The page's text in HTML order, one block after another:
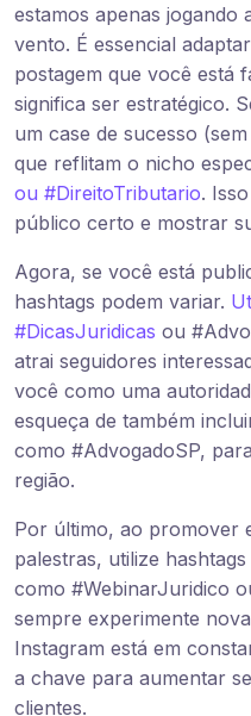
estamos apenas jogando
vento. É essencial
postagem que você está
significa ser estratégico.
um case de sucesso
que reflitam o nicho
ou #DireitoTributario.
público certo e mostrar
Agora, se você está
hashtags podem variar.
#DicasJuridicas ou
atrai seguidores
você como uma
esqueça de também
como #AdvogadoSP,
região.
Por último, ao promover
palestras, utilize
como #WebinarJuridico
sempre experimente
Instagram está em
a chave para aumentar
clientes.